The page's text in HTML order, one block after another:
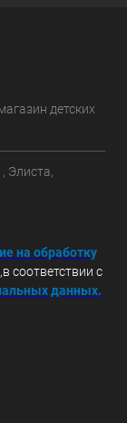
детских
Элиста,
на обработку
соответствии с
данных.